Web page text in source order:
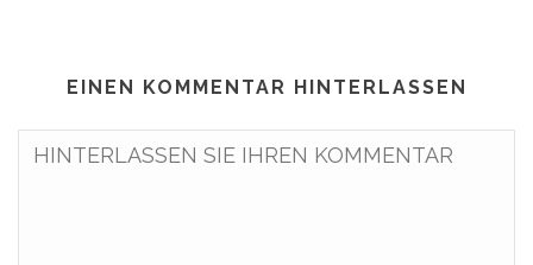
EINEN KOMMENTAR HINTERLASSEN